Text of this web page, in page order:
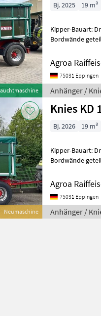
Bj. 2025 19 m³
Kipper-Bauart:
Bordwände
Agroa
75031 Eppingen
Anhänger /
Neumaschine
Knies KD
Bj. 2026 19 m³
Kipper-Bauart:
Bordwände geteilt 800/700, Bereifung
Agroa
75031 Eppingen
Anhänger /